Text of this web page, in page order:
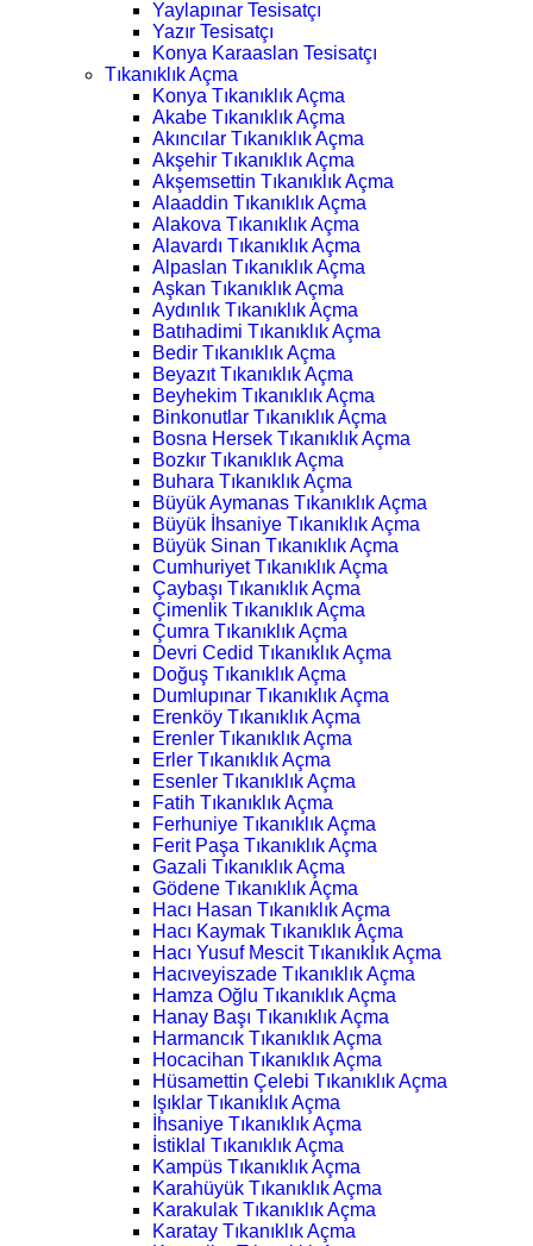
Yaylapınar Tesisatçı
Yazır Tesisatçı
Konya Karaaslan Tesisatçı
Tıkanıklık Açma
Konya Tıkanıklık Açma
Akabe Tıkanıklık Açma
Akıncılar Tıkanıklık Açma
Akşehir Tıkanıklık Açma
Akşemsettin Tıkanıklık Açma
Alaaddin Tıkanıklık Açma
Alakova Tıkanıklık Açma
Alavardı Tıkanıklık Açma
Alpaslan Tıkanıklık Açma
Aşkan Tıkanıklık Açma
Aydınlık Tıkanıklık Açma
Batıhadimi Tıkanıklık Açma
Bedir Tıkanıklık Açma
Beyazıt Tıkanıklık Açma
Beyhekim Tıkanıklık Açma
Binkonutlar Tıkanıklık Açma
Bosna Hersek Tıkanıklık Açma
Bozkır Tıkanıklık Açma
Buhara Tıkanıklık Açma
Büyük Aymanas Tıkanıklık Açma
Büyük İhsaniye Tıkanıklık Açma
Büyük Sinan Tıkanıklık Açma
Cumhuriyet Tıkanıklık Açma
Çaybaşı Tıkanıklık Açma
Çimenlik Tıkanıklık Açma
Çumra Tıkanıklık Açma
Devri Cedid Tıkanıklık Açma
Doğuş Tıkanıklık Açma
Dumlupınar Tıkanıklık Açma
Erenköy Tıkanıklık Açma
Erenler Tıkanıklık Açma
Erler Tıkanıklık Açma
Esenler Tıkanıklık Açma
Fatih Tıkanıklık Açma
Ferhuniye Tıkanıklık Açma
Ferit Paşa Tıkanıklık Açma
Gazali Tıkanıklık Açma
Gödene Tıkanıklık Açma
Hacı Hasan Tıkanıklık Açma
Hacı Kaymak Tıkanıklık Açma
Hacı Yusuf Mescit Tıkanıklık Açma
Hacıveyiszade Tıkanıklık Açma
Hamza Oğlu Tıkanıklık Açma
Hanay Başı Tıkanıklık Açma
Harmancık Tıkanıklık Açma
Hocacihan Tıkanıklık Açma
Hüsamettin Çelebi Tıkanıklık Açma
Işıklar Tıkanıklık Açma
İhsaniye Tıkanıklık Açma
İstiklal Tıkanıklık Açma
Kampüs Tıkanıklık Açma
Karahüyük Tıkanıklık Açma
Karakulak Tıkanıklık Açma
Karatay Tıkanıklık Açma